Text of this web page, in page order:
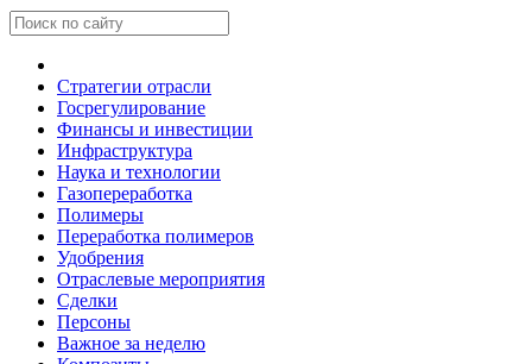
Стратегии отрасли
Госрегулирование
Финансы и инвестиции
Инфраструктура
Наука и технологии
Газопереработка
Полимеры
Переработка полимеров
Удобрения
Отраслевые мероприятия
Сделки
Персоны
Важное за неделю